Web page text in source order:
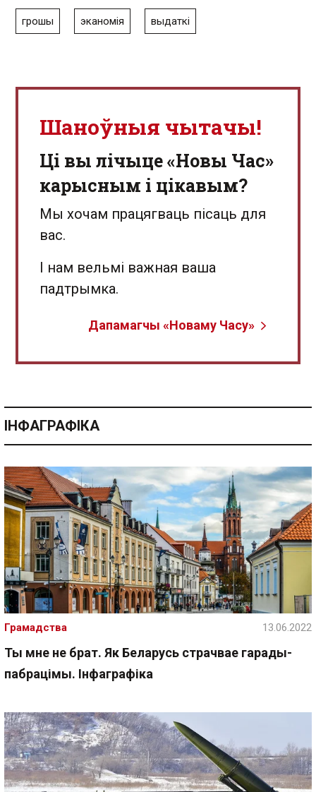
грошы эканомія выдаткі
Шаноўныя чытачы!
Ці вы лічыце «Новы Час»
карысным і цікавым?
Мы хочам працягваць пісаць для
вас.
І нам вельмі важная ваша
падтрымка.
Дапамагчы «Новаму Часу»
ІНФАГРАФІКА
Ты мне не брат. Як Беларусь страчвае гарады-
пабрацімы. Інфаграфіка
Грамадства 13.06.2022